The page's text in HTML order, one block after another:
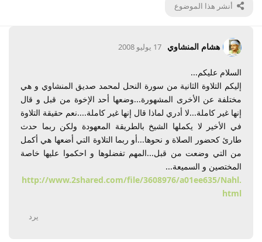
أنشر هذا الموضوع
هشام المنشاوي 17 يوليو 2008
السلام عليكم...
إليكم التلاوة الثانية من سورة النحل لمحمد صديق المنشاوي و هي
مختلفة عن الأخرى المشهورة...وضعها أحد الإخوة من قبل و قال
إنها غير كاملة...لا أدري لماذا قال إنها غير كاملة....نعم حقيقة التلاوة
في الأخير لا يكملها الشيخ بالطريقة المعهودة ولكن ربما حدث
طارئ كحضور الصلاة و نحوها...أو ربما التلاوة التي أضعها هي أكمل
من التي وضعت من قبل...المهم تفضلوها و احكموا عليها خاصة
المختصين و السميعة...
http://www.2shared.com/file/3608976/a01ee635/Nahl.
html
يرد